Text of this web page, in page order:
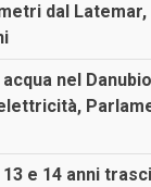
dal
nel
13 e 14 anni